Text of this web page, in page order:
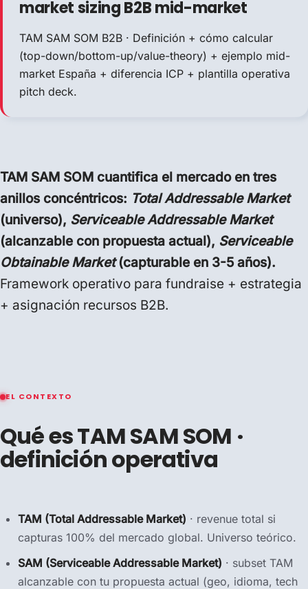
market sizing B2B mid-market
TAM SAM SOM B2B · Definición + cómo calcular
(top-down/bottom-up/value-theory) + ejemplo mid-
market España + diferencia ICP + plantilla operativa
pitch deck.
TAM SAM SOM cuantifica el mercado en tres
anillos concéntricos: Total Addressable Market
(universo), Serviceable Addressable Market
(alcanzable con propuesta actual), Serviceable
Obtainable Market(capturable en 3-5 años).
Framework operativo para fundraise + estrategia
+ asignación recursos B2B.
EL CONTEXTO
Qué es TAM SAM SOM ·
definición operativa
TAM (Total Addressable Market) · revenue total si
capturas 100% del mercado global. Universo teórico.
SAM (Serviceable Addressable Market) · subset TAM
alcanzable con tu propuesta actual (geo, idioma, tech